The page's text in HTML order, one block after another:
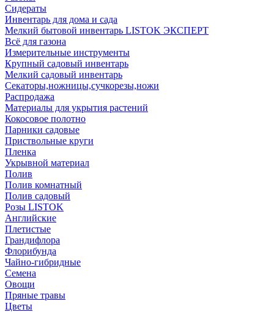
Сидераты
Инвентарь для дома и сада
Мелкий бытовой инвентарь LISTOK ЭКСПЕРТ
Всё для газона
Измерительные инструменты
Крупный садовый инвентарь
Мелкий садовый инвентарь
Секаторы,ножницы,сучкорезы,ножи
Распродажа
Материалы для укрытия растений
Кокосовое полотно
Парники садовые
Приствольные круги
Пленка
Укрывной материал
Полив
Полив комнатный
Полив садовый
Розы LISTOK
Английские
Плетистые
Грандифлора
Флорибунда
Чайно-гибридные
Семена
Овощи
Пряные травы
Цветы